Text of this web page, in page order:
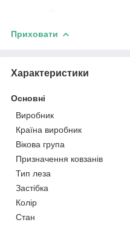
Приховати
Характеристики
Основні
Виробник
Країна виробник
Вікова група
Призначення ковзанів
Тип леза
Застібка
Колір
Стан